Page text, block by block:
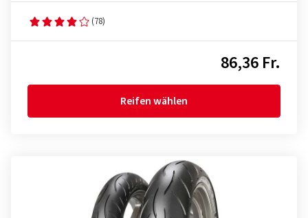
(78)
86,36 Fr.
Reifen wählen